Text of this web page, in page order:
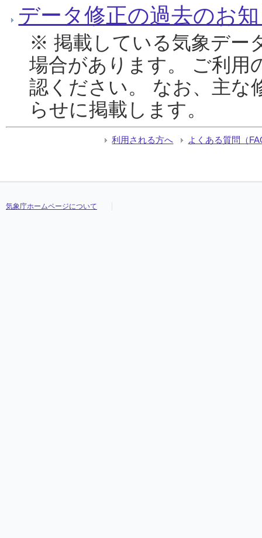
データ修正の過去のお
※ 掲載している気象デー
場合があります。 ご利用
認ください。 なお、主な
らせに掲載します。
利用される方へ よくある質問（
気象庁ホームページについて